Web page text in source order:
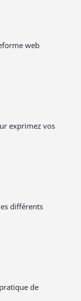
web
exprimez vos
différents
de